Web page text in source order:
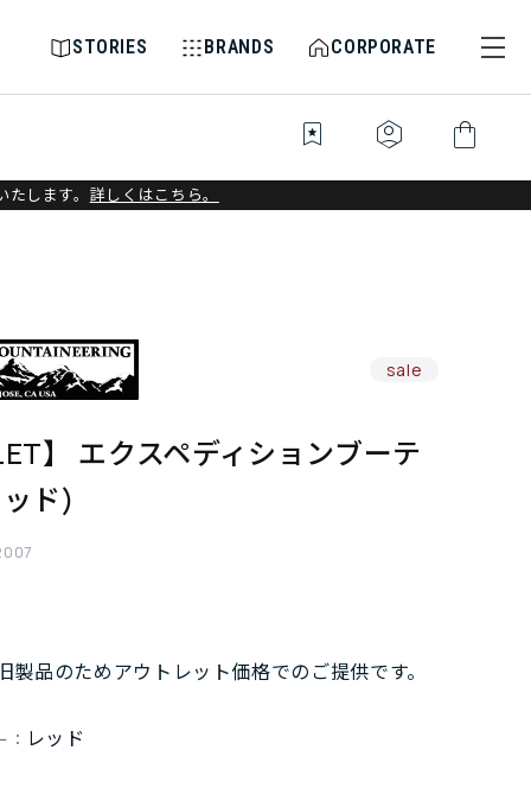
STORIES BRANDS CORPORATE
bookmark_star identity_platform shopping_bag
します。 詳しくはこちら。
sale
】 エクスペディションブーテ
ド)
製品のためアウトレット価格でのご提供です。
： レッド